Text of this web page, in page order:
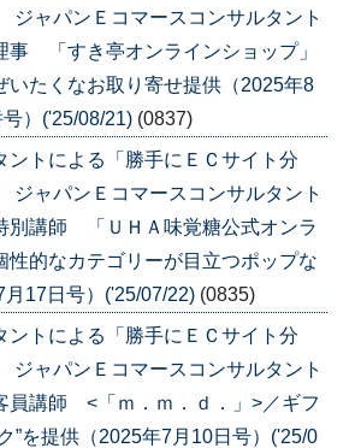
ャパンＥコマースコンサルタント
「すき亭オンラインショップ」
いたくなお取り寄せ提供（2025年8
）('25/08/21) (0837)
ントによる「勝手にＥＣサイト分
ャパンＥコマースコンサルタント
講師 「ＵＨＡ味覚糖公式オンラ
性的なカテゴリーが目立つポップな
17日号）('25/07/22) (0835)
ントによる「勝手にＥＣサイト分
ャパンＥコマースコンサルタント
講師 <「ｍ．ｍ．ｄ．」>／ギフ
”を提供（2025年7月10日号）('25/0